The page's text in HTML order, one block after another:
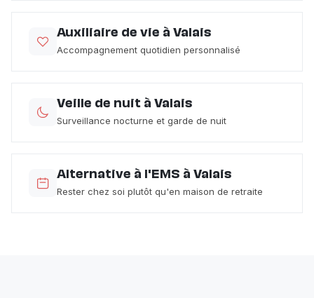
Auxiliaire de vie à Valais
Accompagnement quotidien personnalisé
Veille de nuit à Valais
Surveillance nocturne et garde de nuit
Alternative à l'EMS à Valais
Rester chez soi plutôt qu'en maison de retraite